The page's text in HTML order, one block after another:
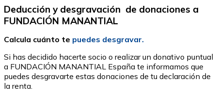
Deducción y desgravación de donaciones a
FUNDACIÓN MANANTIAL
Calcula cuánto te puedes desgravar.
Si has decidido hacerte socio o realizar un donativo puntual
a FUNDACIÓN MANANTIAL España te informamos que
puedes desgravarte estas donaciones de tu declaración de
la renta.